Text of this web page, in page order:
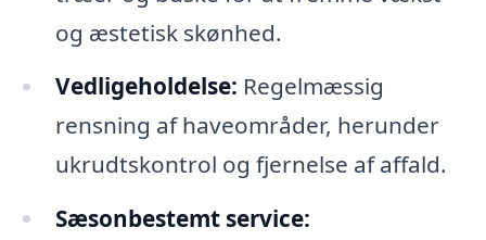
og æstetisk skønhed.
Vedligeholdelse: Regelmæssig
rensning af haveområder, herunder
ukrudtskontrol og fjernelse af affald.
Sæsonbestemt service: